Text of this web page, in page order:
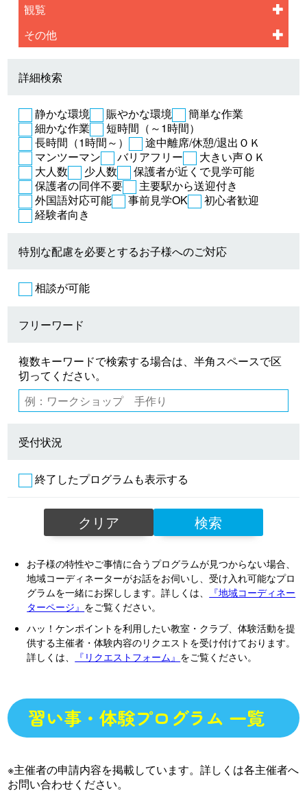
観覧
その他
詳細検索
静かな環境 賑やかな環境
簡単な作業
細かな作業
短時間（～1時間）
長時間（1時間～）
途中離席/休憩/退出ＯＫ
マンツーマン
バリアフリー
大きい声ＯＫ
大人数
少人数
保護者が近くで見学可能
保護者の同伴不要
主要駅から送迎付き
外国語対応可能
事前見学OK
初心者歓迎
経験者向き
特別な配慮を必要とするお子様へのご対応
相談が可能
フリーワード
複数キーワードで検索する場合は、半角スペースで区
切ってください。
受付状況
終了したプログラムも表示する
クリア 検索
お子様の特性やご事情に合うプログラムが見つからない場合、
地域コーディネーターがお話をお伺いし、受け入れ可能なプロ
グラムを一緒にお探しします。詳しくは、
『地域コーディネー
ターページ』 をご覧ください。
ハッ！ケンポイントを利用したい教室・クラブ、体験活動を提
供する主催者・体験内容のリクエストを受け付けております。
詳しくは、
『リクエストフォーム』 をご覧ください。
習い事・体験プログラム 一覧
※主催者の申請内容を掲載しています。詳しくは各主催者へ
お問い合わせください。